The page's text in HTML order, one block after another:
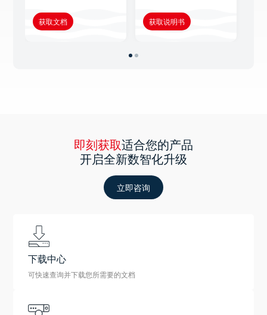
获取文档 获取说明书
即刻获取适合您的产品
开启全新数智化升级
立即咨询
下载中心
可快速查询并下载您所需要的文档